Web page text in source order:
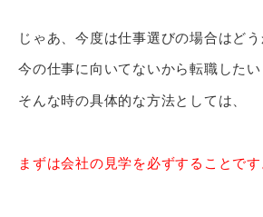
じゃあ、今度は仕事選びの場合はどう
今の仕事に向いてないから転職したい
そんな時の具体的な方法としては、
まずは会社の見学を必ずすることです